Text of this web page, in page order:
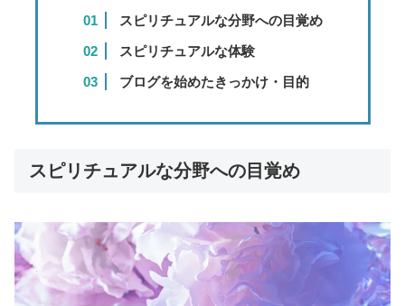
スピリチュアルな分野への目覚め
スピリチュアルな体験
ブログを始めたきっかけ・目的
スピリチュアルな分野への目覚め